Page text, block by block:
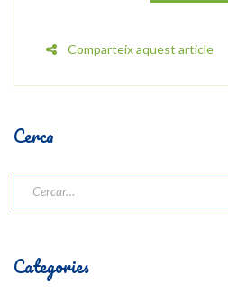
Comparteix aquest article
Cerca
Categories